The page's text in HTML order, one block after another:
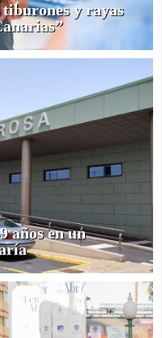
tiburones y rayas
años en un